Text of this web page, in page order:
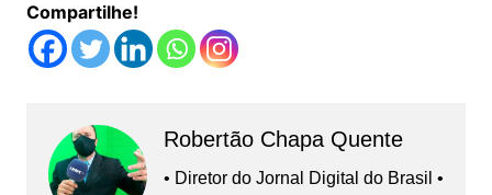
Compartilhe!
Robertão Chapa Quente
• Diretor do Jornal Digital do Brasil •